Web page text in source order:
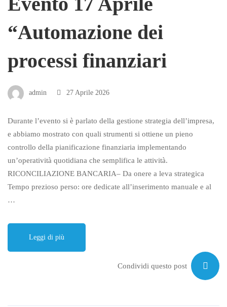
“Automazione dei
processi finanziari
admin 27 Aprile 2026
Durante l’evento si è parlato della gestione strategia dell’impresa,
e abbiamo mostrato con quali strumenti si ottiene un pieno
controllo della pianificazione finanziaria implementando
un’operatività quotidiana che semplifica le attività.
RICONCILIAZIONE BANCARIA– Da onere a leva strategica
Tempo prezioso perso: ore dedicate all’inserimento manuale e al
…
Leggi di più
Condividi questo post